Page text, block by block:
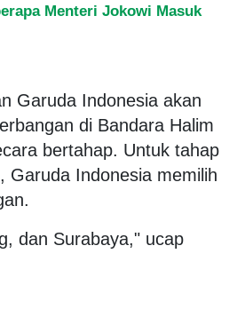
Menteri Jokowi Masuk
Garuda Indonesia akan
di Bandara Halim
bertahap. Untuk tahap
Garuda Indonesia memilih
dan Surabaya," ucap